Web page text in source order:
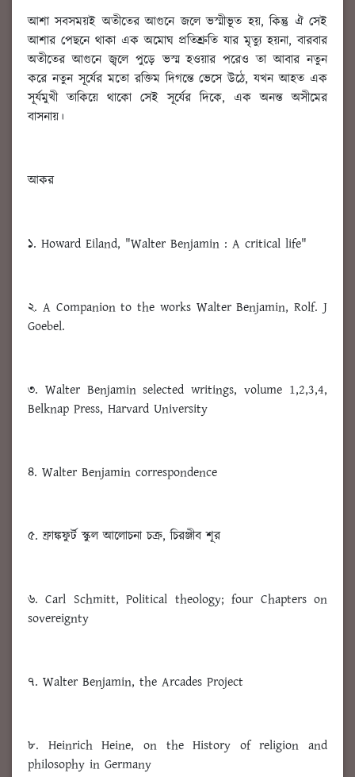
আশা সবসময়ই অতীতের আগুনে জলে ভস্মীভূত হয়, কিন্তু ঐ সেই
আশার পেছনে থাকা এক অমোঘ প্রতিশ্রুতি যার মৃত্যু হয়না, বারবার
অতীতের আগুনে জ্বলে পুড়ে ভস্ম হওয়ার পরেও তা আবার নতুন
করে নতুন সূর্যের মতো রক্তিম দিগন্তে ভেসে উঠে, যখন আহত এক
সূর্যমুখী তাকিয়ে থাকো সেই সূর্যের দিকে, এক অনন্ত অসীমের
বাসনায়।
আকর
১. Howard Eiland, "Walter Benjamin : A critical life"
২. A Companion to the works Walter Benjamin, Rolf. J
Goebel.
৩. Walter Benjamin selected writings, volume 1,2,3,4,
Belknap Press, Harvard University
৪. Walter Benjamin correspondence
৫. ফ্রাঙ্কফুর্ট স্কুল আলোচনা চক্র, চিরঞ্জীব শূর
৬. Carl Schmitt, Political theology; four Chapters on
sovereignty
৭. Walter Benjamin, the Arcades Project
৮. Heinrich Heine, on the History of religion and
philosophy in Germany